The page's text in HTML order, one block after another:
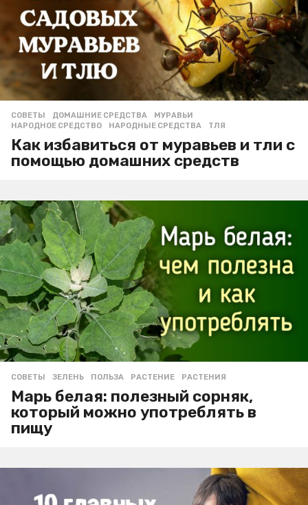
СОВЕТЫ ДОМАШНИЕ СРЕДСТВА ,МУРАВЬИ
НАРОДНОЕ СРЕДСТВО
,НАРОДНЫЕ СРЕДСТВА ,ТЛЯ
Как избавиться от муравьев и тли с
помощью домашних средств
СОВЕТЫ ЗЕЛЕНЬ ,ПОЛЬЗА ,РАСТЕНИЕ ,РАСТЕНИЯ
Марь белая: полезный сорняк,
который можно употреблять в
пищу